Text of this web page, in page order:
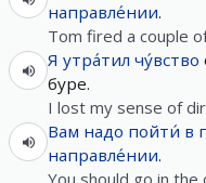
направле́нии.
Tom fired a couple
Я утра́тил чу́вство
буре.
I lost my sense of
Вам надо пойти́ в
направле́нии.
You should go in